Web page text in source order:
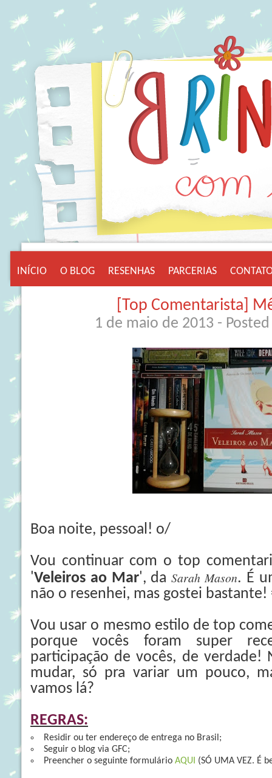
INÍCIO O BLOG RESENHAS PARCERIAS
[Top Comentarista]
1 de maio de 2013 -
Boa noite, pessoal! o/
Vou continuar com o top
'Veleiros ao Mar', daSarah Mason. É
não o resenhei, mas gostei bastante!
Vou usar o mesmo estilo de top
porque vocês foram super
participação de vocês, de verdade!
mudar, só pra variar um pouco,
vamos lá?
REGRAS:
Residir ou ter endereço de entrega no Brasil;
Seguir o blog via GFC;
Preencher o seguinte formulário AQUI (SÓ UMA VEZ. É